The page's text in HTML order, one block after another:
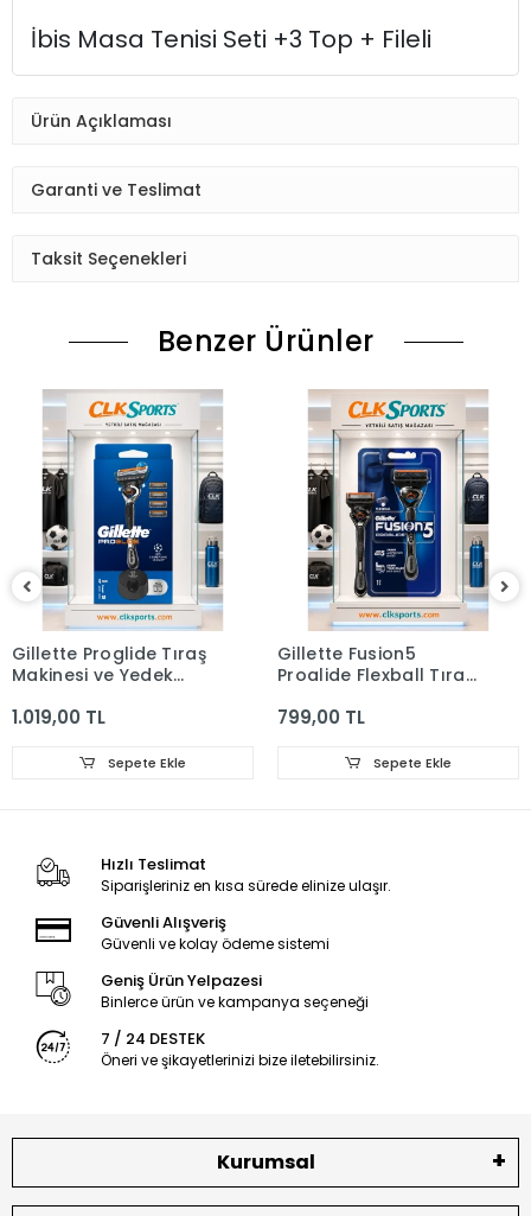
İbis Masa Tenisi Seti +3 Top + Fileli
Ürün Açıklaması
Garanti ve Teslimat
Taksit Seçenekleri
Benzer Ürünler
Gillette Proglide Tıraş
Makinesi ve Yedek
Bıçağı Standı
1.019,00 TL
Sepete Ekle
Gillette Fusion5
Proglide Flexball Tıraş
799,00 TL
Sepete Ekle
Hızlı Teslimat
Siparişleriniz en kısa sürede elinize ulaşır.
Güvenli Alışveriş
Güvenli ve kolay ödeme sistemi
Geniş Ürün Yelpazesi
Binlerce ürün ve kampanya seçeneği
7 / 24 DESTEK
Öneri ve şikayetlerinizi bize iletebilirsiniz.
Kurumsal